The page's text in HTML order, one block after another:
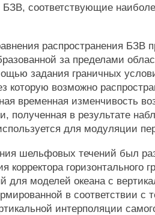
соответствующие
распространения БЗВ
за пределами
задания граничных
которую возможно
временная изменчивость
полученная в результате
для модуляции
шельфовых течений был
корректора горизонтального
для моделей океана с
в соответствии с
интерполяции